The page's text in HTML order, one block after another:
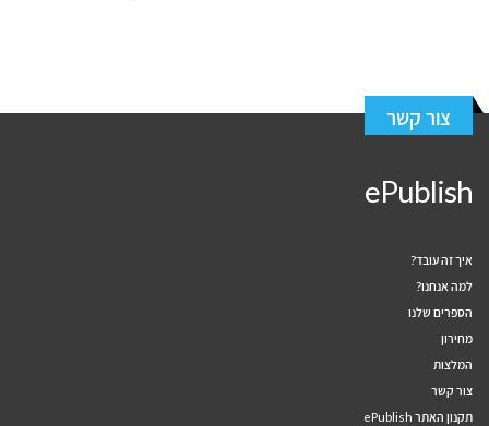
צור קשר
ePublish
איך זה עובד?
למה אנחנו?
הספרים שלנו
מחירון
המלצות
צור קשר
תקנון האתר ePublish